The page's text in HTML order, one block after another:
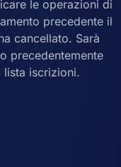
le operazioni di
precedente il
cancellato. Sarà
precedentemente
lista iscrizioni.